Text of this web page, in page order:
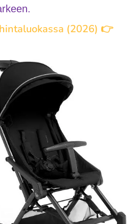
(2026) 👉